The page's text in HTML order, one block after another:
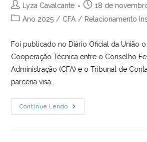
Autor
do
Lyza Cavalcante
Post
publicado:
18 de
Categoria
Ano 2025 / CFA / Relacionamento
Foi publicado no Diário Oficial da União
Cooperação Técnica entre o Conselho
Administração (CFA) e o Tribunal de
parceria visa…
Continue Lendo
CFA
E